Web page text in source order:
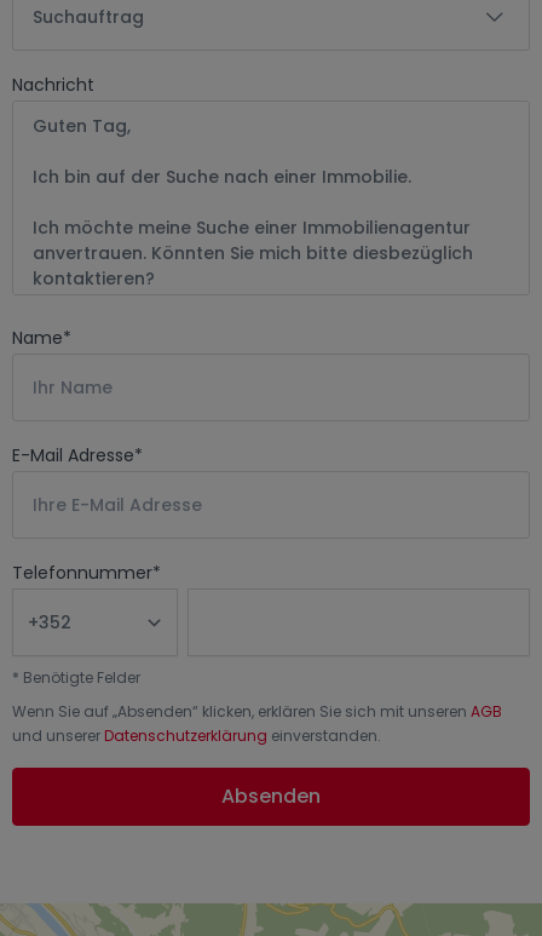
Suchauftrag
Nachricht
Name*
E-Mail Adresse*
Telefonnummer*
* Benötigte Felder
Wenn Sie auf „Absenden“ klicken, erklären Sie sich mit unseren AGB
und unserer Datenschutzerklärung einverstanden.
Absenden